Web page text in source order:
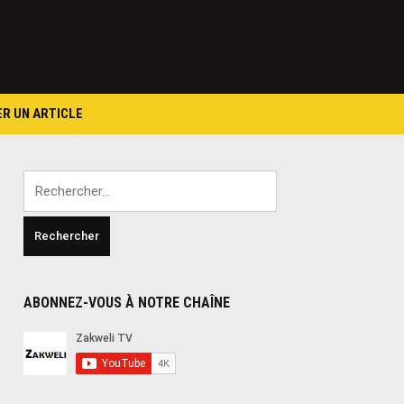
UN ARTICLE
ABONNEZ-VOUS À NOTRE CHAÎNE